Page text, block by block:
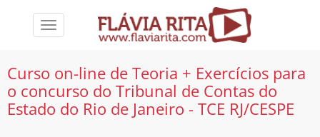
Toggle
Curso on-line de Teoria + Exercícios para
o concurso do Tribunal de Contas do
Estado do Rio de Janeiro - TCE RJ/CESPE